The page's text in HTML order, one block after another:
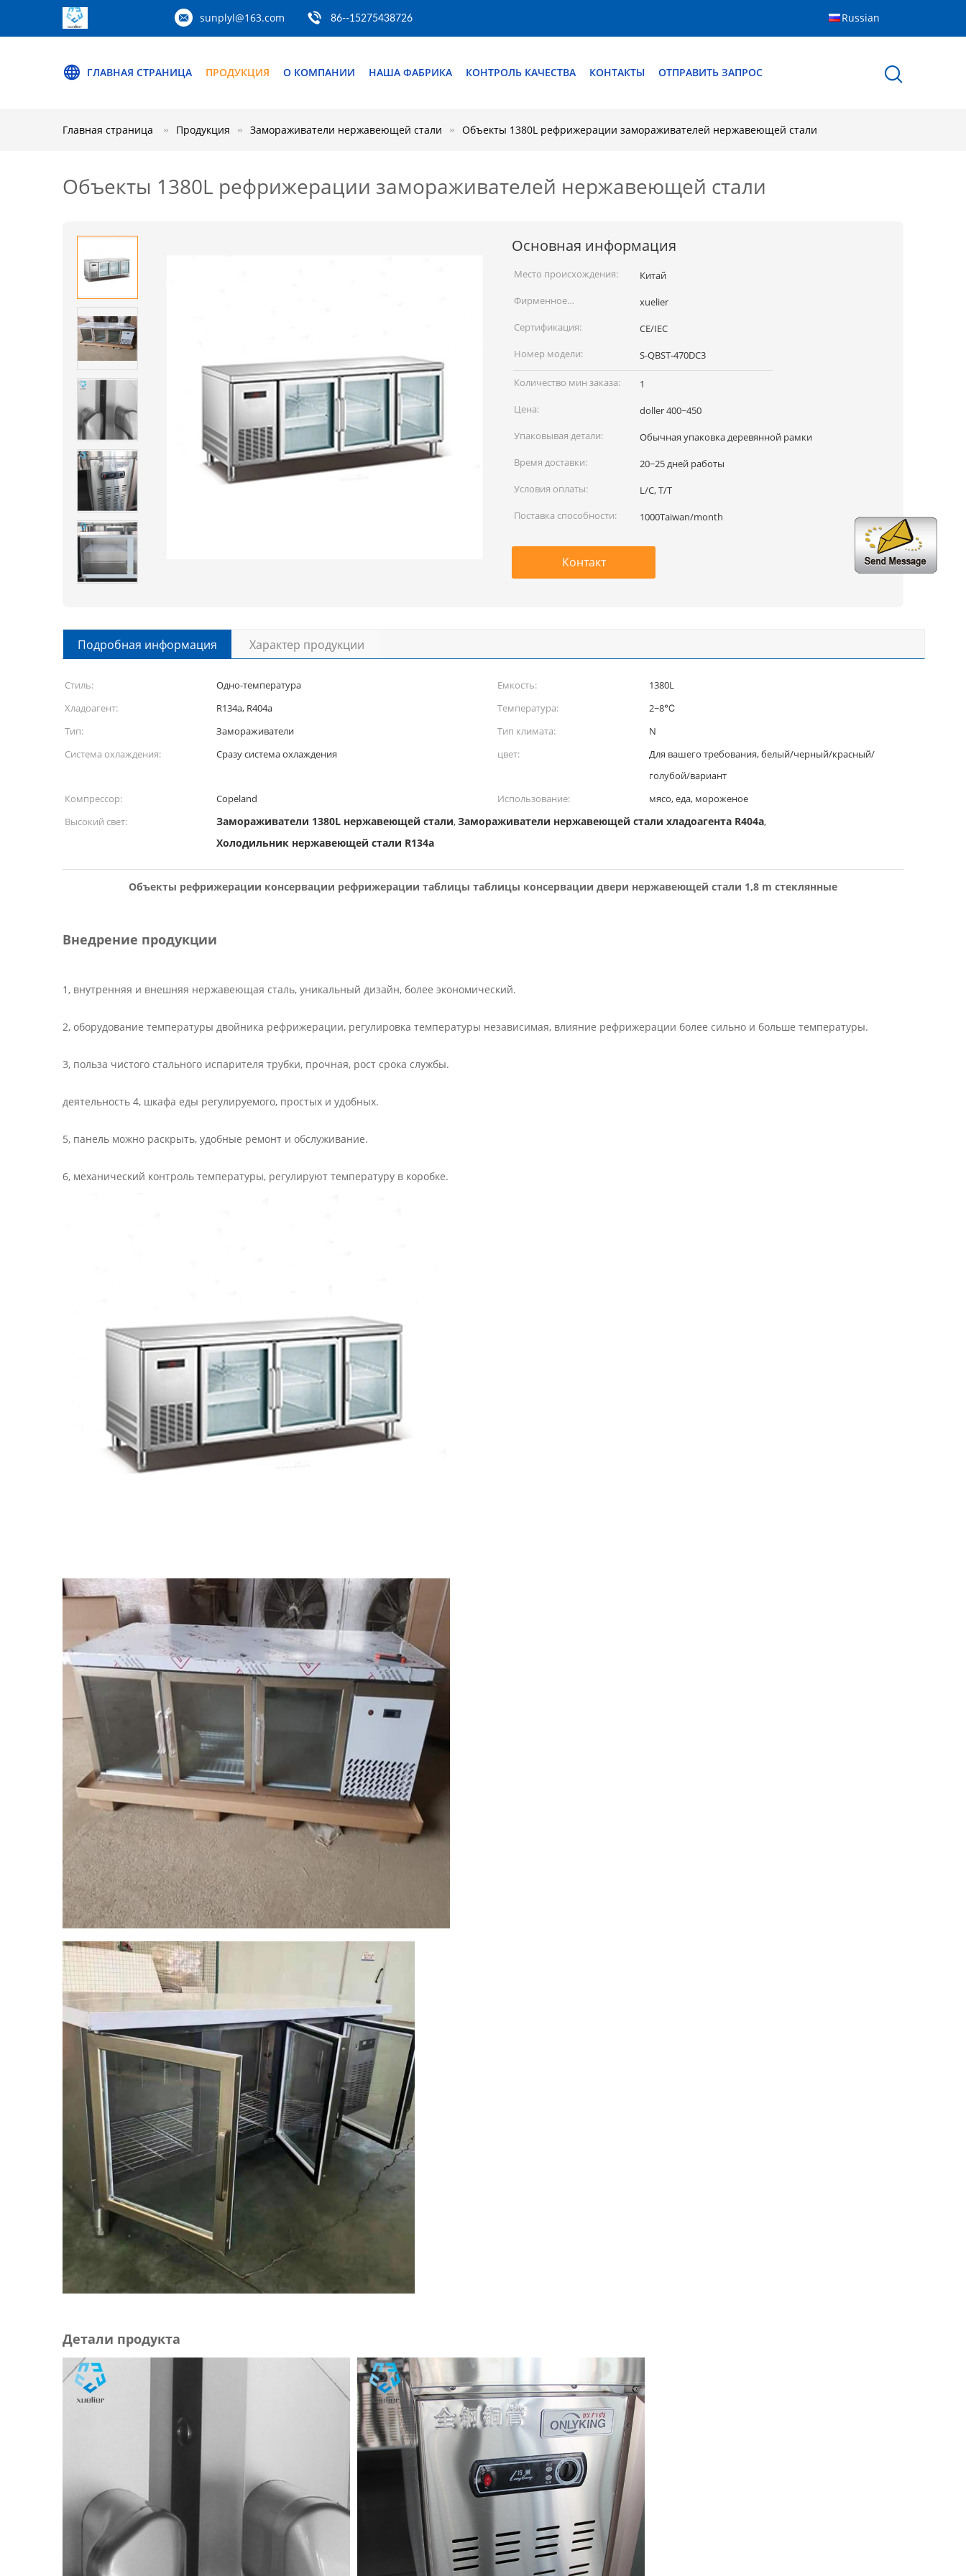
sunplyl@163.com 86--15275438726 Russian
ГЛАВНАЯ СТРАНИЦА ПРОДУКЦИЯ О КОМПАНИИ НАША ФАБРИКА КОНТРОЛЬ КАЧЕСТВА КОНТАКТЫ ОТПРАВИТЬ ЗАПРОС
Главная страница Продукция Замораживатели нержавеющей стали Объекты 1380L рефрижерации замораживателей нержавеющей стали
Объекты 1380L рефрижерации замораживателей нержавеющей стали
Основная информация
Место происхождения:
Китай
Фирменное
наименование:
xuelier
Сертификация:
CE/IEC
Номер модели:
S-QBST-470DC3
Количество мин заказа:
1
Цена:
doller 400~450
Упаковывая детали:
Обычная упаковка деревянной рамки
Время доставки:
20~25 дней работы
Условия оплаты:
L/C, T/T
Поставка способности:
1000Taiwan/month
Контакт
Подробная информация Характер продукции
Стиль: Одно-температура Емкость:
1380L
Хладоагент:
R134a, R404a Температура:
2~8℃
Тип:
Замораживатели Тип климата:
N
Система охлаждения:
Сразу система охлаждения цвет:
Для вашего требования, белый/черный/красный/
голубой/вариант
Компрессор:
Copeland Использование:
мясо, еда, мороженое
Высокий свет:
Замораживатели 1380L нержавеющей стали,Замораживатели нержавеющей стали хладоагента R404a,
Холодильник нержавеющей стали R134a
Объекты рефрижерации консервации рефрижерации таблицы таблицы консервации двери нержавеющей стали 1,8 m стеклянные
Внедрение продукции
1, внутренняя и внешняя нержавеющая сталь, уникальный дизайн, более экономический.
2, оборудование температуры двойника рефрижерации, регулировка температуры независимая, влияние рефрижерации более сильно и больше температуры.
3, польза чистого стального испарителя трубки, прочная, рост срока службы.
деятельность 4, шкафа еды регулируемого, простых и удобных.
5, панель можно раскрыть, удобные ремонт и обслуживание.
6, механический контроль температуры, регулируют температуру в коробке.
Детали продукта